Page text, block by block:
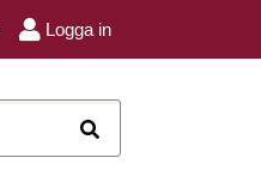
Logga in